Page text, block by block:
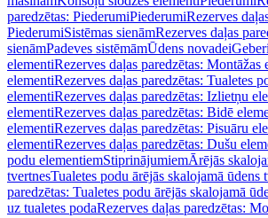
paredzētas: PiederumiPiederumiRezerves
PiederumiSistēmas sienāmRezerves daļas
sienāmPadeves sistēmāmŪdens novadei
elementiRezerves daļas paredzētas: Montāžas
elementiRezerves daļas paredzētas: Tualetes
elementiRezerves daļas paredzētas: Izlietņu
elementiRezerves daļas paredzētas: Bidē
elementiRezerves daļas paredzētas: Pisuāru
elementiRezerves daļas paredzētas: Dušu
podu elementiemStiprinājumiemĀrējās
tvertnesTualetes podu ārējās skalojamā ūdens
paredzētas: Tualetes podu ārējās skalojamā
uz tualetes podaRezerves daļas paredzētas: